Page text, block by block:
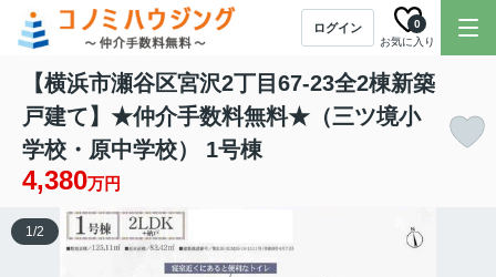
ログイン
お気に入り
0
【横浜市瀬谷区宮沢2丁目67-23全2棟新築
戸建て】★仲介手数料無料★（三ツ境小
学校・原中学校） 1号棟
4,380万円
1/2